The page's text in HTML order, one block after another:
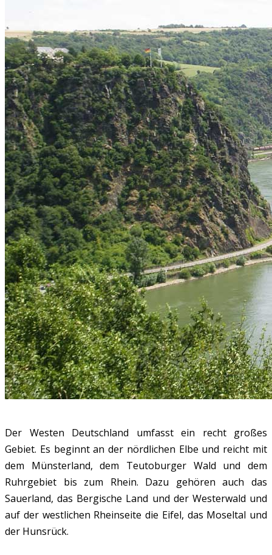
Der Westen Deutschland umfasst ein recht großes
Gebiet. Es beginnt an der nördlichen Elbe und reicht mit
dem Münsterland, dem Teutoburger Wald und dem
Ruhrgebiet bis zum Rhein. Dazu gehören auch das
Sauerland, das Bergische Land und der Westerwald und
auf der westlichen Rheinseite die Eifel, das Moseltal und
der Hunsrück.